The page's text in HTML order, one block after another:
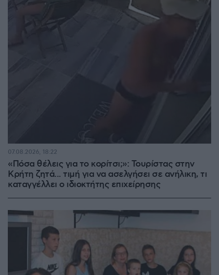
«Πόσα θέλεις για το κορίτσι;»: Τουρίστας στην
Κρήτη ζητά... τιμή για να ασελγήσει σε ανήλικη, τι
καταγγέλλει ο ιδιοκτήτης επιχείρησης
07.08.2026, 18:22